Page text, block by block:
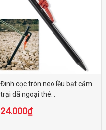
Đinh cọc tròn neo lều bạt cắm
trại dã ngoại thé...
24.000₫